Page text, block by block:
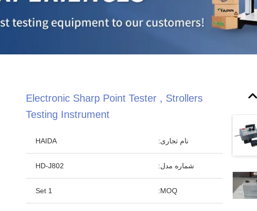
Electronic Sharp Point Tester , Strollers
Testing Instrument
نام تجاری: HAIDA
شماره مدل: HD-J802
MOQ:
1 Set